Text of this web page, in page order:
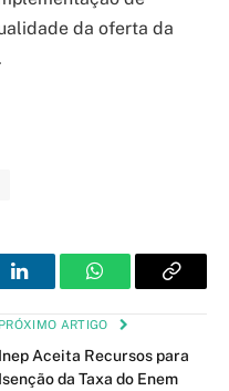
da oferta da
LinkedInWhatsAppCopy
PRÓXIMO ARTIGO
Inep Aceita Recursos para
Isenção da Taxa do Enem